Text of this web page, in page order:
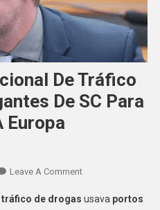
De Tráfico
De SC Para
Europa
Leave A CommentOn
Internacional
de drogas usava portos